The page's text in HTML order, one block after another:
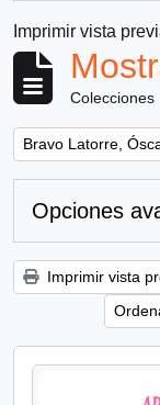
Imprimir vista
Colecciones
Remove filter:
Bravo Latorre,
Opciones
Imprimir vista